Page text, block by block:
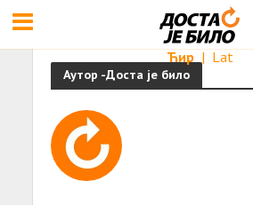
Ћир | Lat
Аутор -Доста је било